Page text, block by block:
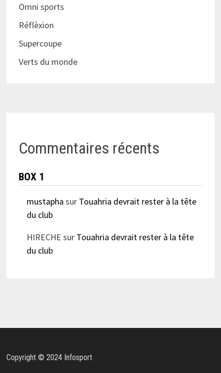
Omni sports
Réflèxion
Supercoupe
Verts du monde
Commentaires récents
BOX 1
mustapha sur Touahria devrait rester à la tête
du club
HIRECHE sur Touahria devrait rester à la tête
du club
Copyright © 2024 Infosport